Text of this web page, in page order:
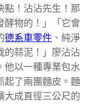
點！沾沾先生！那
酵物的！」「它會
德系車零件 、純淨
的蒜泥！」廖沾沾
他以一種專業包水
起了兩團麵皮。麵
大成直徑三公尺的